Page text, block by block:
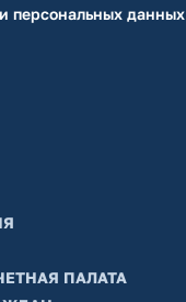
персональных данных
ПАЛАТА